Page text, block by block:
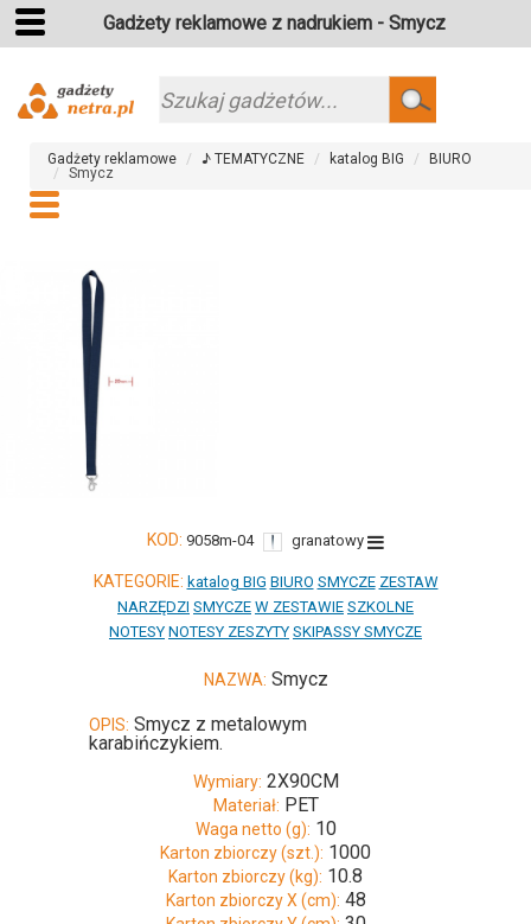
Gadżety reklamowe z nadrukiem - Smycz
Szukaj
Gadżety reklamowe ♪ TEMATYCZNE katalog BIG
BIURO
Smycz
KOD: 9058m-04 granatowy
KATEGORIE: katalog BIG BIURO SMYCZE ZESTAW
NARZĘDZI SMYCZE W ZESTAWIE SZKOLNE
NOTESY NOTESY ZESZYTY SKIPASSY SMYCZE
NAZWA: Smycz
OPIS: Smycz z metalowym
karabińczykiem.
Wymiary: 2X90CM
Materiał: PET
Waga netto (g): 10
Karton zbiorczy (szt.): 1000
Karton zbiorczy (kg): 10.8
Karton zbiorczy X (cm): 48